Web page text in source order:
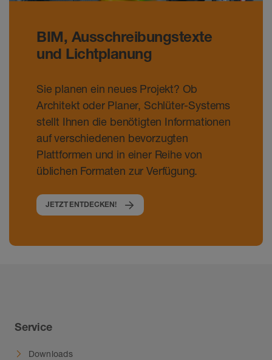
BIM, Ausschreibungstexte
und Lichtplanung
Sie planen ein neues Projekt? Ob
Architekt oder Planer, Schlüter-Systems
stellt Ihnen die benötigten Informationen
auf verschiedenen bevorzugten
Plattformen und in einer Reihe von
üblichen Formaten zur Verfügung.
JETZT ENTDECKEN!
Service
Downloads